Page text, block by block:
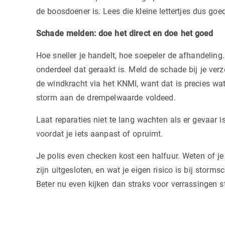
de boosdoener is. Lees die kleine lettertjes dus
Schade melden: doe het direct en doe het goed
Hoe sneller je handelt, hoe soepeler de
onderdeel dat geraakt is. Meld de schade bij je
de windkracht via het KNMI, want dat is precies
storm aan de drempelwaarde voldeed.
Laat reparaties niet te lang wachten als er gevaar
voordat je iets aanpast of opruimt.
Je polis even checken kost een halfuur. Weten of
zijn uitgesloten, en wat je eigen risico is bij
Beter nu even kijken dan straks voor verrassingen